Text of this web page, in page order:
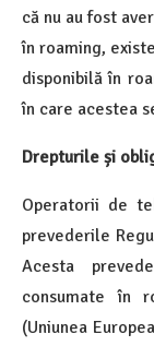
că nu au fost
în roaming,
disponibilă în
în care acestea
Drepturile și
Operatorii de
prevederile
Acesta
consumate în
(Uniunea